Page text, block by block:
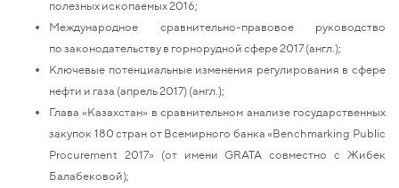
полезных ископаемых 2016;
Международное сравнительно-правовое руководство
по законодательству в горнорудной сфере 2017 (англ.);
Ключевые потенциальные изменения регулирования в сфере
нефти и газа (апрель 2017) (англ.);
Глава «Казахстан» в сравнительном анализе государственных
закупок 180 стран от Всемирного банка «Benchmarking Public
Procurement 2017» (от имени GRATA совместно с Жибек
Балабековой);